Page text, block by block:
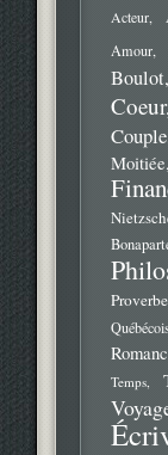
Acteur
Amour
Boulot
Coeur
Couple
Moitiée
Temps